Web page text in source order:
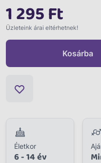
1 295 Ft
Üzleteink árai eltérhetnek!
Kosárba
Életkor
6 - 14 év